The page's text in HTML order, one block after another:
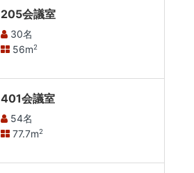
205会議室
30名
56m2
401会議室
54名
77.7m2